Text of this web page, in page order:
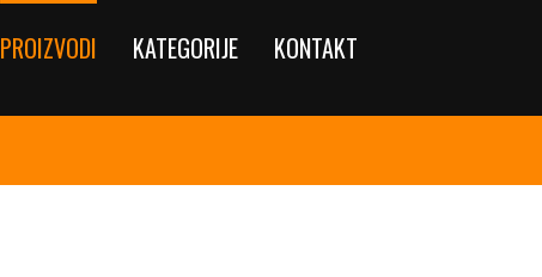
PROIZVODI KATEGORIJE KONTAKT